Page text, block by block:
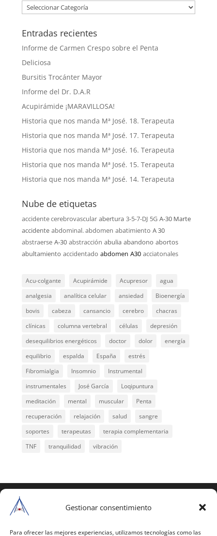
Gestionar consentimiento
Para ofrecer las mejores experiencias, utilizamos tecnologías como las
Entradas recientes
Informe de Carmen Crespo sobre el Penta
Deliciosa
Bursitis Trocánter Mayor
Informe del Dr. D.A.R
Acupirámide ¡MARAVILLOSA!
Historia que nos manda Mª José. 18. Terapeuta
Historia que nos manda Mª José. 17. Terapeuta
Historia que nos manda Mª José. 16. Terapeuta
Historia que nos manda Mª José. 15. Terapeuta
Historia que nos manda Mª José. 14. Terapeuta
Nube de etiquetas
accidente cerebrovascular abertura 3-5-7-DJ 5G A-30 Marte
accidente abdominal. abdomen abatimiento A 30
abstraerse A-30 abstracción abulia abandono abortos
abultamiento accidentado abdomen A30 acciatonales
Acu-colgante Acupirámide Acupresor
agua
analgesia
analítica celular ansiedad
Bioenergía
bovis
cabeza cansancio cerebro
chacras
clínicas
columna vertebral células
depresión
desequilibrios energéticos
doctor dolor
energía
equilibrio
espalda España
estrés
Fibromialgia
Insomnio
Instrumental
instrumentales
José García
Loqipuntura
meditación
mental muscular
Penta
recuperación
relajación salud
sangre
soportes
terapeutas
terapia complementaria
TNF
tranquilidad vibración
reservados
estas páginas o parte de ellas, necesita pedir